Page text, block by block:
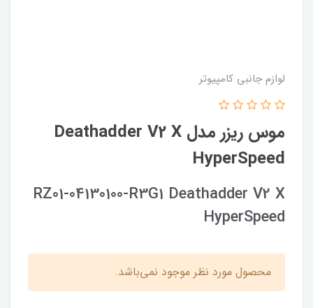
لوازم جانبی کامپیوتر
موس ریزر مدل Deathadder V2 X
HyperSpeed
RZ01-04130100-R3G1 Deathadder V2 X
HyperSpeed
محصول مورد نظر موجود نمی‌باشد.